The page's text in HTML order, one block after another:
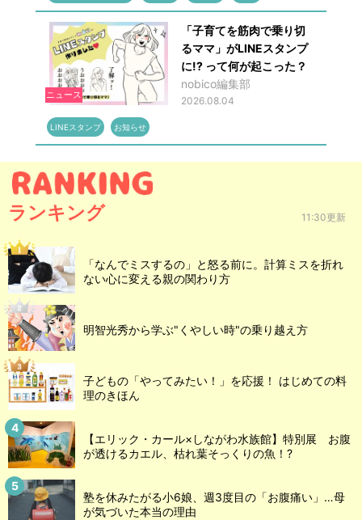
ニュース
「子育てを筋肉で乗り切
るママ」がLINEスタンプ
に!? って何が起こった？
nobico編集部
2026.08.04
LINEスタンプ お知らせ
ランキング 11:30更新
「なんでミスするの」と怒る前に。計算ミスを折れ
ない心に変える親の関わり方
明智光秀から学ぶ"くやしい時"の乗り越え方
子どもの「やってみたい！」を応援！ はじめての料
理のきほん
【エリック・カール×しながわ水族館】特別展 お腹
が透けるカエル、枯れ葉そっくりの魚！?
塾を休みたがる小6娘、週3度目の「お腹痛い」…母
が気づいた本当の理由